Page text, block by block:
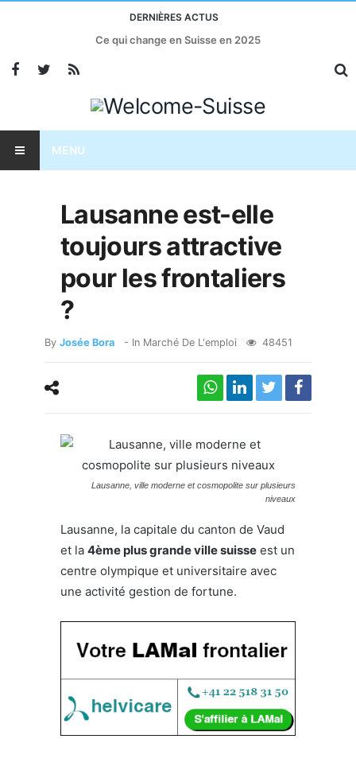
DERNIÈRES ACTUS
Ce qui change en Suisse en 2025
MENU
Lausanne est-elle
toujours attractive
pour les frontaliers
?
By Josée Bora - In Marché De L'emploi 48451
Lausanne, ville moderne et cosmopolite sur plusieurs
niveaux
Lausanne, la capitale du canton de Vaud
et la 4ème plus grande ville suisse est un
centre olympique et universitaire avec
une activité gestion de fortune.